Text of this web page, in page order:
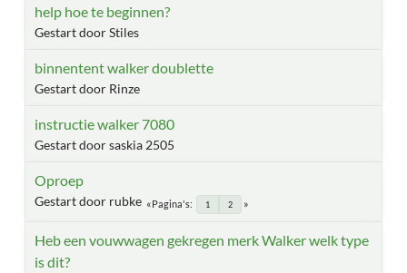
help hoe te beginnen?
Gestart door Stiles
binnentent walker doublette
Gestart door Rinze
instructie walker 7080
Gestart door saskia 2505
Oproep
Gestart door rubke Pagina's 1 2
Heb een vouwwagen gekregen merk Walker welk type
is dit?